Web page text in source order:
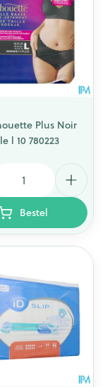
Plus Noir
l 10 780223
Bestel